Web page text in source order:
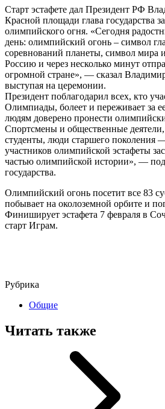
Старт эстафете дал Президент РФ
Красной площади глава государства
олимпийского огня. «Сегодня
день: олимпийский огонь – символ
соревнований планеты, символ
Россию и через несколько минут
огромной стране», — сказал
выступая на церемонии.
Президент поблагодарил всех, кто
Олимпиады, болеет и переживает за
людям доверено пронести
Спортсмены и общественные деятели,
студенты, люди старшего поколения
участников олимпийской эстафеты
частью олимпийской истории», —
государства.
Олимпийский огонь посетит все 83
побывает на околоземной орбите и
Финиширует эстафета 7 февраля в
старт Играм.
Рубрика
Общие
Читать также